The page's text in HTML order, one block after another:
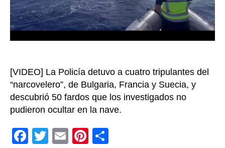
[VIDEO] La Policía detuvo a cuatro tripulantes del
“narcovelero”, de Bulgaria, Francia y Suecia, y
descubrió 50 fardos que los investigados no
pudieron ocultar en la nave.
F
T
E
Pi